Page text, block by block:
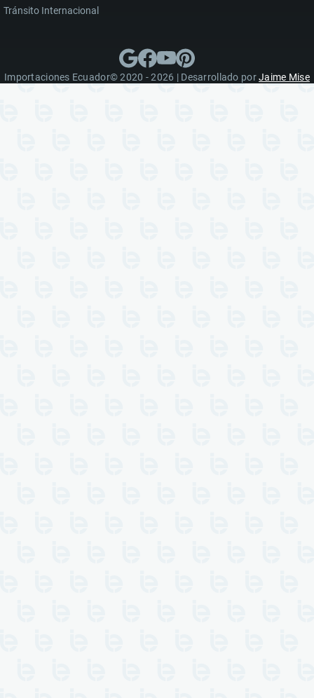
Tránsito Internacional
Importaciones Ecuador© 2020 - 2026 | Desarrollado porJaime Mise